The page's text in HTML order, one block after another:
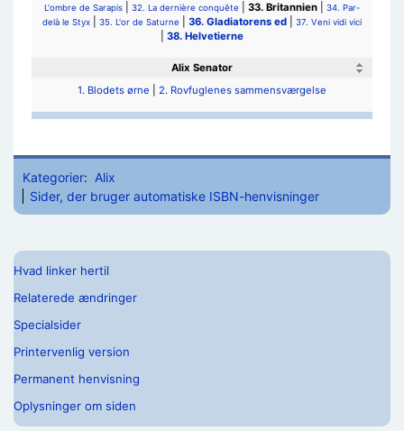
L'ombre de Sarapis
32. La dernière conquête 33. Britannien
34. Par-
delà le Styx
35. L'or de Saturne 36. Gladiatorens ed 37. Veni vidi vici
38. Helvetierne
Alix Senator
1. Blodets ørne
2. Rovfuglenes sammensværgelse
Kategorier: Alix
Sider, der bruger automatiske ISBN-henvisninger
Hvad linker hertil
Relaterede ændringer
Specialsider
Printervenlig version
Permanent henvisning
Oplysninger om siden